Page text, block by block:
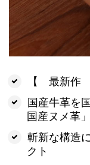
【 最新作
国産牛革を
国産ヌメ革
斬新な構造
クト